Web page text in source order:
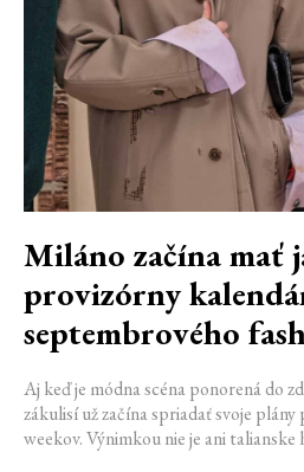
Miláno začína mať
provizórny
septembrového
Aj keď je módna scéna ponorená do
zákulisí už začína spriadať svoje
weekov. Výnimkou nie je ani